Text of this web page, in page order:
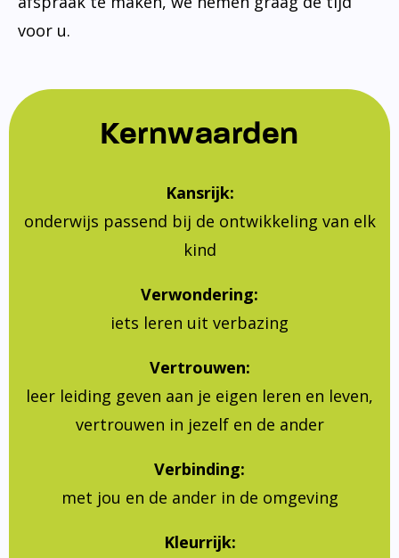
voor u.
Kernwaarden
Kansrijk:
onderwijs passend bij de ontwikkeling van elk
kind
Verwondering:
iets leren uit verbazing
Vertrouwen:
leer leiding geven aan je eigen leren en leven,
vertrouwen in jezelf en de ander
Verbinding:
met jou en de ander in de omgeving
Kleurrijk: